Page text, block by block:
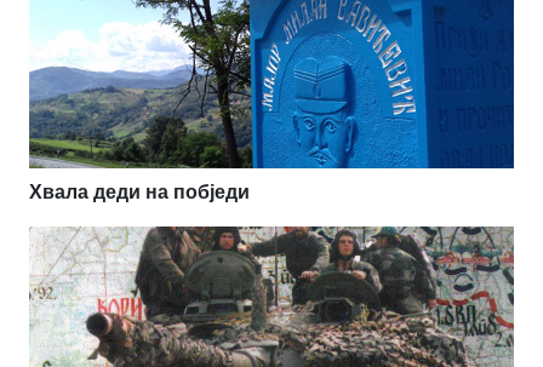
Хвала деди на побједи